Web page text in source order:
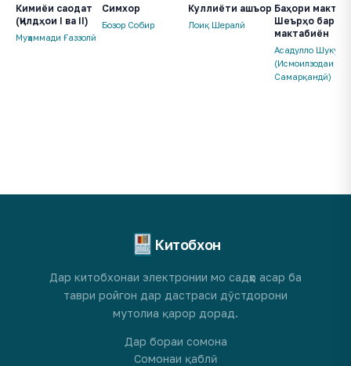
Кимиёи саодат
(Ҷилдҳои I ва II)
Муҳаммади Ғаззолӣ
Симхор
Бозор Собир
Куллиёти ашъор
Лоиқ Шералӣ
Баҳори мактаб.
Шеърҳо барои
мактабиён
Асадулло
(Исмоилзодаи
Самарқандӣ)
Китобхон
Дар китобхонаи электронии мо садҳо асар ба
таври ройгон дар дастраси дӯстдорони
мутолиа қарор дорад.
Дар бораи сомона
Сомонаи қаблӣ